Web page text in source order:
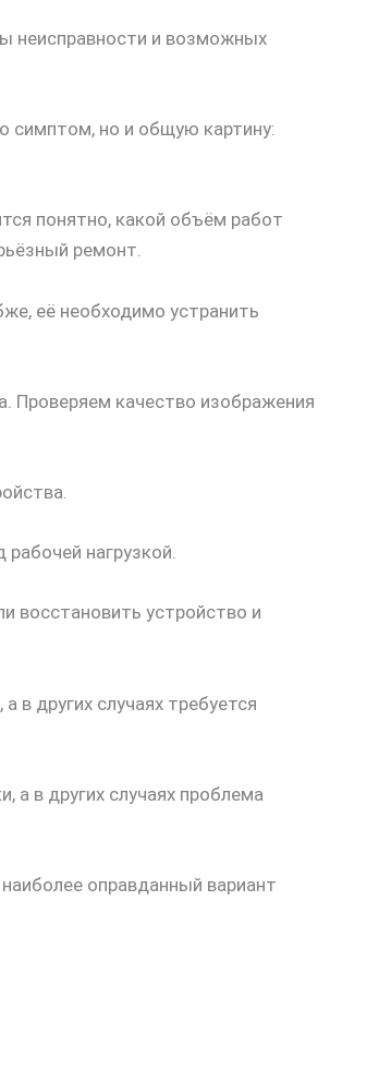
неисправности и возможных
симптом, но и общую картину:
понятно, какой объём работ
ремонт.
её необходимо устранить
Проверяем качество изображения
нагрузкой.
восстановить устройство и
в других случаях требуется
в других случаях проблема
оправданный вариант